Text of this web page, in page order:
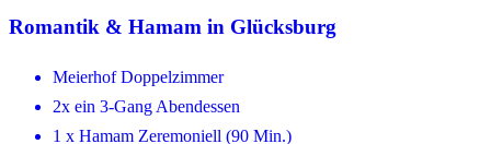
Romantik & Hamam in Glücksburg
Meierhof Doppelzimmer
2x ein 3-Gang Abendessen
1 x Hamam Zeremoniell (90 Min.)